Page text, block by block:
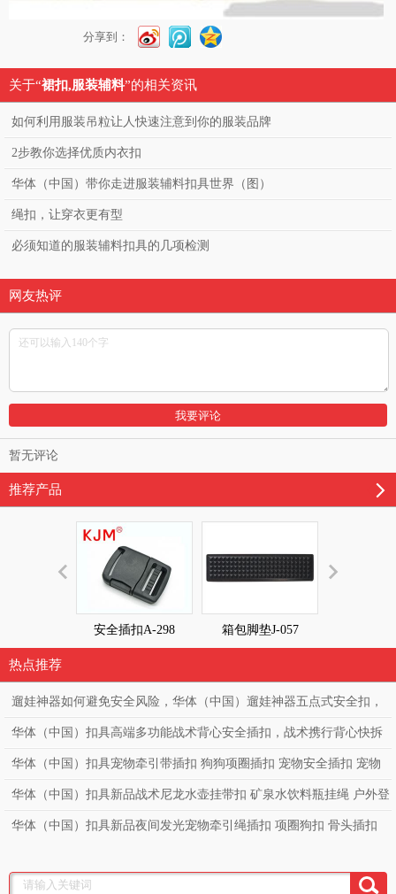
分享到：
关于“裙扣,服装辅料”的相关资讯
如何利用服装吊粒让人快速注意到你的服装品牌
2步教你选择优质内衣扣
华体（中国）带你走进服装辅料扣具世界（图）
绳扣，让穿衣更有型
必须知道的服装辅料扣具的几项检测
网友热评
暂无评论
推荐产品
安全插扣A-298 箱包脚垫J-057
热点推荐
遛娃神器如何避免安全风险，华体（中国）遛娃神器五点式安全扣，
高端童车必备亲肤款童车安全扣。
华体（中国）扣具高端多功能战术背心安全插扣，战术携行背心快拆
扣，勤务透气战术背心调节扣，突击战术马甲快拆扣
华体（中国）扣具宠物牵引带插扣 狗狗项圈插扣 宠物安全插扣 宠物
项圈狗带可贴LOGO 塑料插扣
华体（中国）扣具新品战术尼龙水壶挂带扣 矿泉水饮料瓶挂绳 户外登
山水瓶扣挂绳 多功能织带腰带扣
华体（中国）扣具新品夜间发光宠物牵引绳插扣 项圈狗扣 骨头插扣